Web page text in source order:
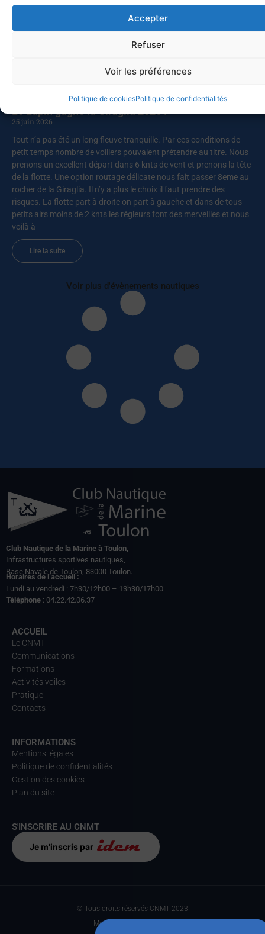
Accepter
Refuser
Voir les préférences
Politique de cookiesPolitique de confidentialités
poursuivre vers la Sicile. Ce sont cette année quatorze bateaux qui
ont participé à la croisière du solstice vers les Baléares, après
Le Lupin gagne la Giraglia 2026 !
25 juin 2026
Tout n’a pas été un long fleuve tranquille. Par ces conditions de
petit temps nombre de voiliers pouvaient prétendre au titre. Nous
prenons un excellent départ dans 6 knts de vent et prenons la tête
de la flotte. Une option routage délicate nous fait passer 8eme au
rocher de la Giraglia. Il n’y a plus le choix il faut prendre des
risques. La flotte part à droite on part à gauche et dans de tous
petits airs moins de 2 knts les régleurs font des merveilles et nous
voilà à
Lire la suite
Voir plus d'évènements nautiques
Club Nautique de la Marine à Toulon,
Infrastructures sportives nautiques,
Base Navale de Toulon, 83000 Toulon.
Horaires de l’accueil :
Lundi au vendredi : 7h30/12h00 – 13h30/17h00
Téléphone : 04.22.42.06.37
ACCUEIL
Le CNMT
Communications
Formations
Activités voiles
Pratique
Contacts
INFORMATIONS
Mentions légales
Politique de confidentialités
Gestion des cookies
Plan du site
S'INSCRIRE AU CNMT
Je m'inscris par
© Tous droits réservés CNMT 2023
Made with